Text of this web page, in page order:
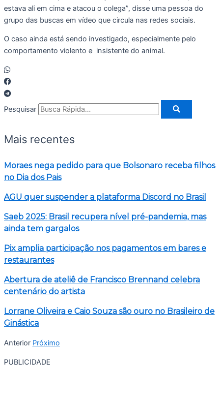
estava ali em cima e atacou o colega”, disse uma pessoa do
grupo das buscas em vídeo que circula nas redes sociais.
O caso ainda está sendo investigado, especialmente pelo
comportamento violento e insistente do animal.
Pesquisar
Mais recentes
Moraes nega pedido para que Bolsonaro receba filhos
no Dia dos Pais
AGU quer suspender a plataforma Discord no Brasil
Saeb 2025: Brasil recupera nível pré-pandemia, mas
ainda tem gargalos
Pix amplia participação nos pagamentos em bares e
restaurantes
Abertura de ateliê de Francisco Brennand celebra
centenário do artista
Lorrane Oliveira e Caio Souza são ouro no Brasileiro de
Ginástica
Anterior Próximo
PUBLICIDADE